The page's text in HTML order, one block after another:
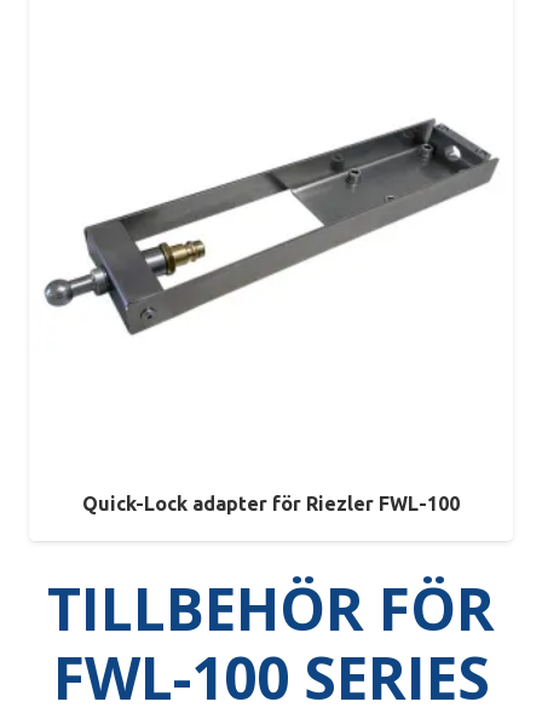
Quick-Lock adapter för Riezler FWL-100
TILLBEHÖR FÖR
FWL-100 SERIES